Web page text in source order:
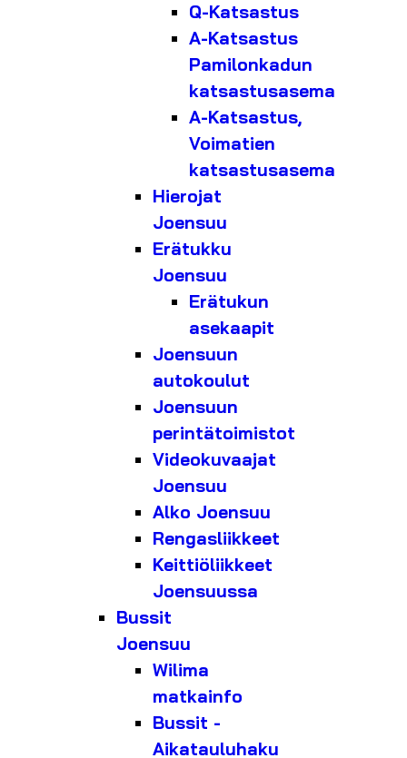
Q-Katsastus
A-Katsastus
Pamilonkadun
katsastusasema
A-Katsastus,
Voimatien
katsastusasema
Hierojat
Joensuu
Erätukku
Joensuu
Erätukun
asekaapit
Joensuun
autokoulut
Joensuun
perintätoimistot
Videokuvaajat
Joensuu
Alko Joensuu
Rengasliikkeet
Keittiöliikkeet
Joensuussa
Bussit
Joensuu
Wilima
matkainfo
Bussit -
Aikatauluhaku